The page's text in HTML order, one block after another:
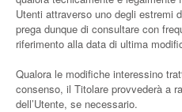
Utenti attraverso uno degli estremi
prega dunque di consultare con
riferimento alla data di ultima
Qualora le modifiche interessino
consenso, il Titolare provvederà a
dell’Utente, se necessario.